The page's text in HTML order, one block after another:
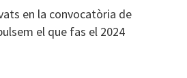
en la convocatòria de
el que fas el 2024